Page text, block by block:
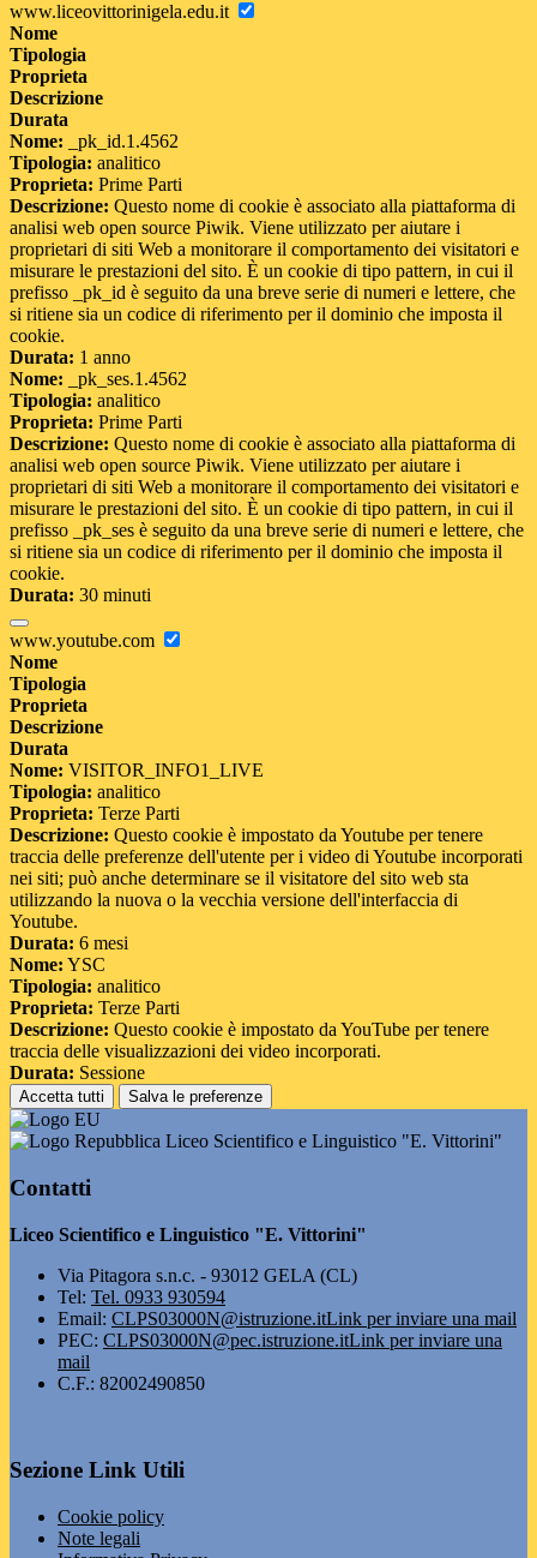
www.liceovittorinigela.edu.it
Nome
Tipologia
Proprieta
Descrizione
Durata
Nome: _pk_id.1.4562
Tipologia: analitico
Proprieta: Prime Parti
Descrizione: Questo nome di cookie è associato alla piattaforma di
analisi web open source Piwik. Viene utilizzato per aiutare i
proprietari di siti Web a monitorare il comportamento dei visitatori e
misurare le prestazioni del sito. È un cookie di tipo pattern, in cui il
prefisso _pk_id è seguito da una breve serie di numeri e lettere, che
si ritiene sia un codice di riferimento per il dominio che imposta il
cookie.
Durata: 1 anno
Nome: _pk_ses.1.4562
Tipologia: analitico
Proprieta: Prime Parti
Descrizione: Questo nome di cookie è associato alla piattaforma di
analisi web open source Piwik. Viene utilizzato per aiutare i
proprietari di siti Web a monitorare il comportamento dei visitatori e
misurare le prestazioni del sito. È un cookie di tipo pattern, in cui il
prefisso _pk_ses è seguito da una breve serie di numeri e lettere, che
si ritiene sia un codice di riferimento per il dominio che imposta il
cookie.
Durata: 30 minuti
www.youtube.com
Nome
Tipologia
Proprieta
Descrizione
Durata
Nome: VISITOR_INFO1_LIVE
Tipologia: analitico
Proprieta: Terze Parti
Descrizione: Questo cookie è impostato da Youtube per tenere
traccia delle preferenze dell'utente per i video di Youtube incorporati
nei siti; può anche determinare se il visitatore del sito web sta
utilizzando la nuova o la vecchia versione dell'interfaccia di
Youtube.
Durata: 6 mesi
Nome: YSC
Tipologia: analitico
Proprieta: Terze Parti
Descrizione: Questo cookie è impostato da YouTube per tenere
traccia delle visualizzazioni dei video incorporati.
Durata: Sessione
Accetta tutti Salva le preferenze
Liceo Scientifico e Linguistico "E. Vittorini"
Contatti
Liceo Scientifico e Linguistico "E. Vittorini"
Via Pitagora s.n.c. - 93012 GELA (CL)
Tel: Tel. 0933 930594
Email: CLPS03000N@istruzione.itLink per inviare una mail
PEC: CLPS03000N@pec.istruzione.itLink per inviare una
mail
C.F.: 82002490850
Sezione Link Utili
Cookie policy
Note legali